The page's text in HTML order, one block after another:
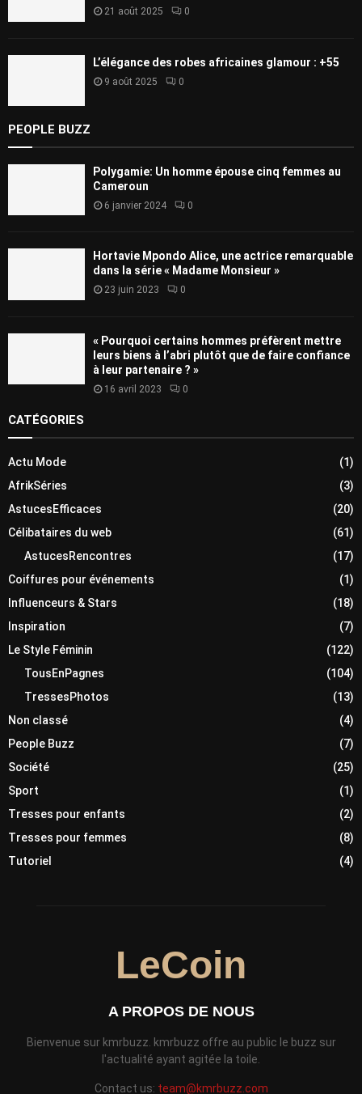
21 août 2025 0
L’élégance des robes africaines glamour : +55
9 août 2025 0
PEOPLE BUZZ
Polygamie: Un homme épouse cinq femmes au
Cameroun
6 janvier 2024 0
Hortavie Mpondo Alice, une actrice remarquable
dans la série « Madame Monsieur »
23 juin 2023 0
« Pourquoi certains hommes préfèrent mettre
leurs biens à l’abri plutôt que de faire confiance
à leur partenaire ? »
16 avril 2023 0
CATÉGORIES
Actu Mode
(1)
AfrikSéries
(3)
AstucesEfficaces
(20)
Célibataires du web
(61)
AstucesRencontres
(17)
Coiffures pour événements
(1)
Influenceurs & Stars
(18)
Inspiration
(7)
Le Style Féminin
(122)
TousEnPagnes
(104)
TressesPhotos
(13)
Non classé
(4)
People Buzz
(7)
Société
(25)
Sport
(1)
Tresses pour enfants
(2)
Tresses pour femmes
(8)
Tutoriel
(4)
LeCoin
A PROPOS DE NOUS
Bienvenue sur kmrbuzz. kmrbuzz offre au public le buzz sur
l'actualité ayant agitée la toile.
Contact us: team@kmrbuzz.com